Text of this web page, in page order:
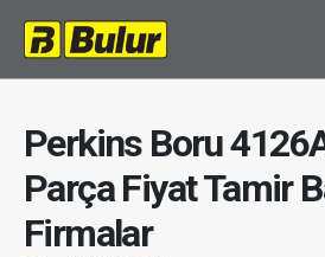
Perkins Boru
Parça Fiyat Tamir
Firmalar